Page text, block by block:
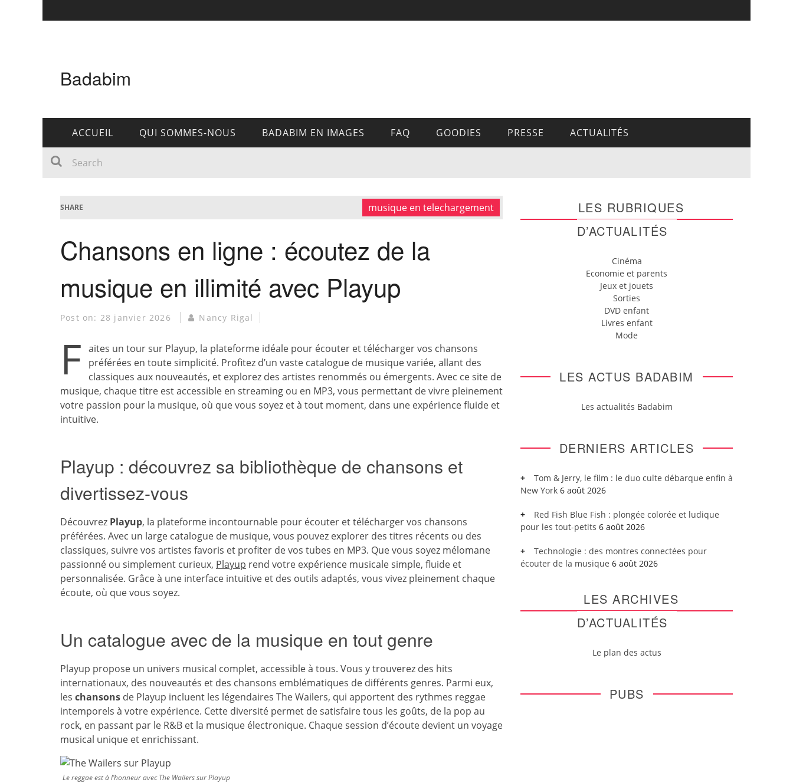
Badabim
ACCUEIL QUI SOMMES-NOUS BADABIM EN IMAGES FAQ GOODIES PRESSE ACTUALITÉS
SHARE musique en telechargement
Chansons en ligne : écoutez de la
musique en illimité avec Playup
Post on: 28 janvier 2026 Nancy Rigal
F aites un tour sur Playup, la plateforme idéale pour écouter et télécharger vos chansons
préférées en toute simplicité. Profitez d’un vaste catalogue de musique variée, allant des
classiques aux nouveautés, et explorez des artistes renommés ou émergents. Avec ce site de
musique, chaque titre est accessible en streaming ou en MP3, vous permettant de vivre pleinement
votre passion pour la musique, où que vous soyez et à tout moment, dans une expérience fluide et
intuitive.
Playup : découvrez sa bibliothèque de chansons et
divertissez-vous
Découvrez Playup, la plateforme incontournable pour écouter et télécharger vos chansons
préférées. Avec un large catalogue de musique, vous pouvez explorer des titres récents ou des
classiques, suivre vos artistes favoris et profiter de vos tubes en MP3. Que vous soyez mélomane
passionné ou simplement curieux, Playup rend votre expérience musicale simple, fluide et
personnalisée. Grâce à une interface intuitive et des outils adaptés, vous vivez pleinement chaque
écoute, où que vous soyez.
Un catalogue avec de la musique en tout genre
Playup propose un univers musical complet, accessible à tous. Vous y trouverez des hits
internationaux, des nouveautés et des chansons emblématiques de différents genres. Parmi eux,
les chansons de Playup incluent les légendaires The Wailers, qui apportent des rythmes reggae
intemporels à votre expérience. Cette diversité permet de satisfaire tous les goûts, de la pop au
rock, en passant par le R&B et la musique électronique. Chaque session d’écoute devient un voyage
musical unique et enrichissant.
Le reggae est à l’honneur avec The Wailers sur Playup
LES RUBRIQUES
D’ACTUALITÉS
Cinéma
Economie et parents
Jeux et jouets
Sorties
DVD enfant
Livres enfant
Mode
LES ACTUS BADABIM
Les actualités Badabim
DERNIERS ARTICLES
Tom & Jerry, le film : le duo culte débarque enfin à
New York 6 août 2026
Red Fish Blue Fish : plongée colorée et ludique
pour les tout-petits 6 août 2026
Technologie : des montres connectées pour
écouter de la musique 6 août 2026
LES ARCHIVES
D’ACTUALITÉS
Le plan des actus
PUBS